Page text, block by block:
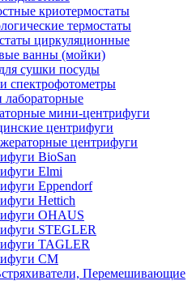
криотермостаты
термостаты
циркуляционные
ванны (мойки)
сушки посуды
спектрофотометры
мини-центрифуги
центрифуги
центрифуги
BioSan
Elmi
Eppendorf
Hettich
OHAUS
STEGLER
TAGLER
СМ
Перемешивающие